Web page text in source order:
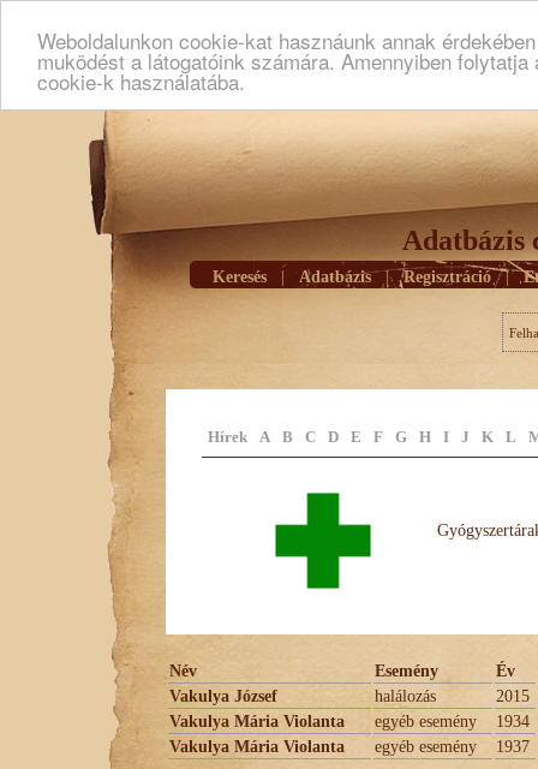
Weboldalunkon cookie-kat hasznáunk annak
muködést a látogatóink számára. Amennyiben
cookie-k használatába.
Adatbázis
Keresés Adatbázis | Regisztráció |
Hírek A B C D E F G H I J K L
Név Esemény
Év
Vakulya József
halálozás
2015
Vakulya Mária Violanta
egyéb esemény
1934
Vakulya Mária Violanta
egyéb esemény 1937